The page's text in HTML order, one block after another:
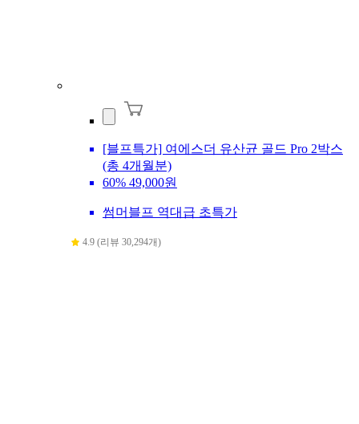
[블프특가] 여에스더 유산균 골드 Pro 2박스
(총 4개월분)
60% 49,000원
썸머블프 역대급 초특가
4.9 (리뷰 30,294개)